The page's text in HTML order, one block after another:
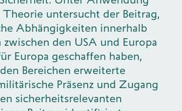
Theorie untersucht der Beitrag,
Abhängigkeiten innerhalb
zwischen den USA und Europa
Europa geschaffen haben,
Bereichen erweiterte
Präsenz und Zugang
sicherheitsrelevanten